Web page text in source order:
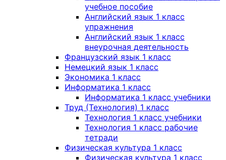
учебное пособие
Английский язык 1 класс
упражнения
Английский язык 1 класс
внеурочная деятельность
Французский язык 1 класс
Немецкий язык 1 класс
Экономика 1 класс
Информатика 1 класс
Информатика 1 класс учебники
Труд (Технология) 1 класс
Технология 1 класс учебники
Технология 1 класс рабочие
тетради
Физическая культура 1 класс
Физическая культура 1 класс